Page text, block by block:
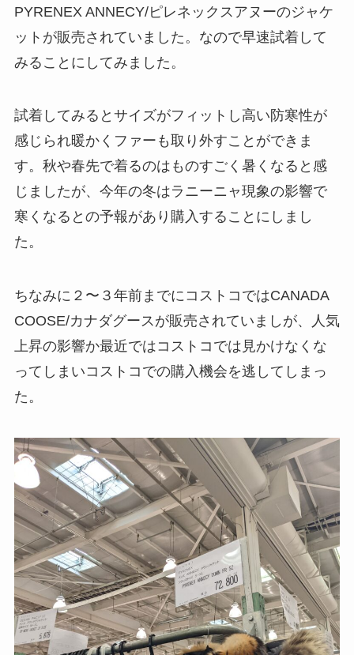
PYRENEX ANNECY/ピレネックスアヌーのジャケ
ットが販売されていました。なので早速試着して
みることにしてみました。
試着してみるとサイズがフィットし高い防寒性が
感じられ暖かくファーも取り外すことができま
す。秋や春先で着るのはものすごく暑くなると感
じましたが、今年の冬はラニーニャ現象の影響で
寒くなるとの予報があり購入することにしまし
た。
ちなみに２〜３年前までにコストコではCANADA
COOSE/カナダグースが販売されていましが、人気
上昇の影響か最近ではコストコでは見かけなくな
ってしまいコストコでの購入機会を逃してしまっ
た。